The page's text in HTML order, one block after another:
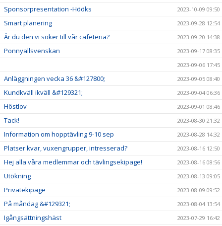
Sponsorpresentation -Hööks 2023-10-09 09:50
Smart planering 2023-09-28 12:54
Är du den vi söker till vår cafeteria? 2023-09-20 14:38
Ponnyallsvenskan
2023-09-17 08:35
2023-09-06 17:45
Anläggningen vecka 36 &#127800; 2023-09-05 08:40
Kundkväll ikväll &#129321; 2023-09-04 06:36
Höstlov 2023-09-01 08:46
Tack! 2023-08-30 21:32
Information om hopptävling 9-10 sep 2023-08-28 14:32
Platser kvar, vuxengrupper, intresserad? 2023-08-16 12:50
Hej alla våra medlemmar och tävlingsekipage! 2023-08-16 08:56
Utökning 2023-08-13 09:05
Privatekipage 2023-08-09 09:52
På måndag &#129321; 2023-08-04 13:54
Igångsättningshäst 2023-07-29 16:42